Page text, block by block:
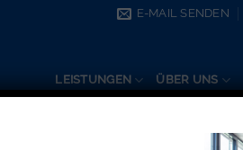
E-MAIL SENDEN
LEISTUNGEN ÜBER UNS